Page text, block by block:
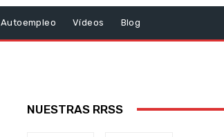
Autoempleo Vídeos Blog
NUESTRAS RRSS